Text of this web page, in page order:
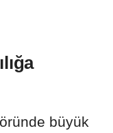
büyük